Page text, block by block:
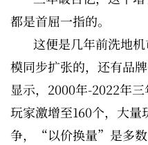
都是首屈一指的。
这便是几年前洗地
模同步扩张的，还有品
显示，2000年-2022年
玩家激增至160个，大
争，“以价换量”是多数